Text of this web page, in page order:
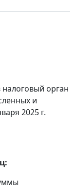
налоговый орган
и
2025 г.